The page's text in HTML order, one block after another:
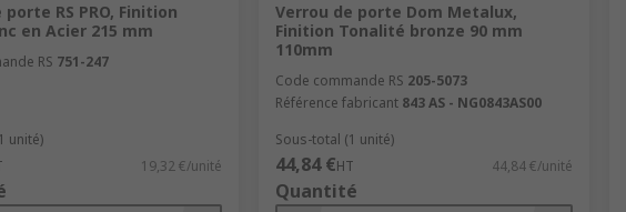
RS PRO, Finition
en Acier 215 mm
RS 751-247
unité)
19,32 €/unité
Verrou de porte Dom Metalux,
Finition Tonalité bronze 90 mm
110mm
Code commande RS 205-5073
Référence fabricant 843 AS - NG0843AS00
Sous-total (1 unité)
44,84 €HT 44,84 €/unité
Quantité